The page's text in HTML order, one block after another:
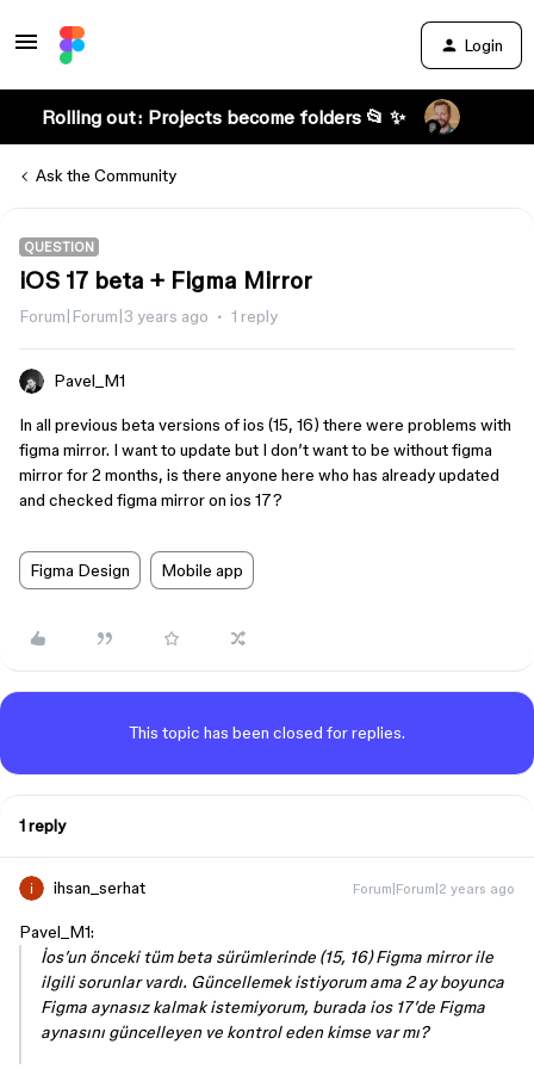
Login
Rolling out: Projects become folders 📂 ✨
Ask the Community
QUESTION
iOS 17 beta + Figma Mirror
Forum|Forum|3 years ago 1 reply
Pavel_M1
In all previous beta versions of ios (15, 16) there were problems with
figma mirror. I want to update but I don’t want to be without figma
mirror for 2 months, is there anyone here who has already updated
and checked figma mirror on ios 17?
Figma Design Mobile app
This topic has been closed for replies.
1 reply
ihsan_serhat Forum|Forum|2 years ago
Pavel_M1:
İos’un önceki tüm beta sürümlerinde (15, 16) Figma mirror ile
ilgili sorunlar vardı. Güncellemek istiyorum ama 2 ay boyunca
Figma aynasız kalmak istemiyorum, burada ios 17’de Figma
aynasını güncelleyen ve kontrol eden kimse var mı?